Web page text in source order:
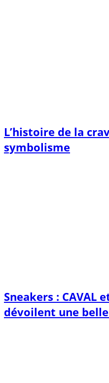
L’histoire de la
symbolisme
Sneakers : CAVAL
dévoilent une